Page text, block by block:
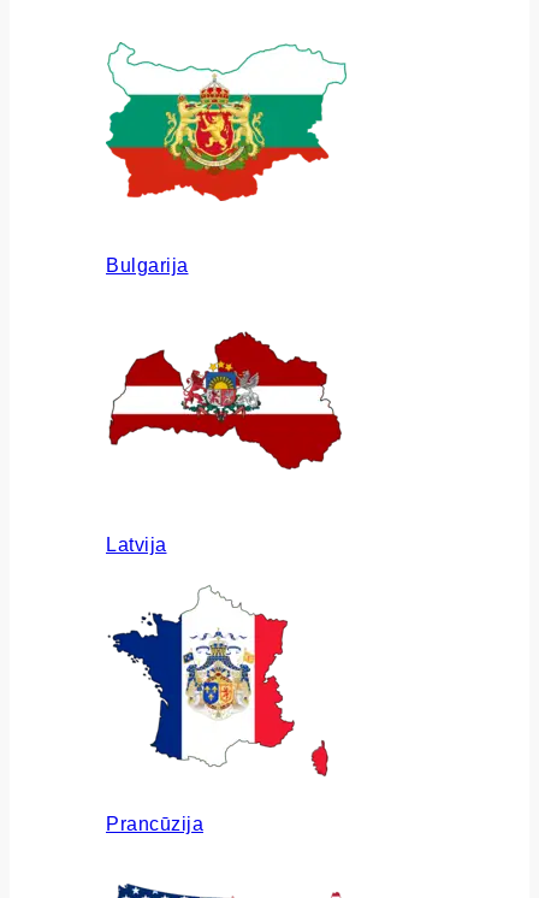
Bulgarija
Latvija
Prancūzija